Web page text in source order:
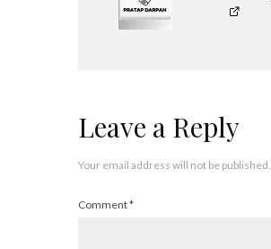
Leave a Reply
Your email address will not be published.
Comment*